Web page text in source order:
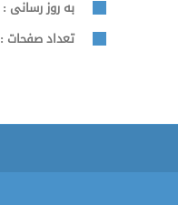
به روز رسانی :
تعداد صفحات :